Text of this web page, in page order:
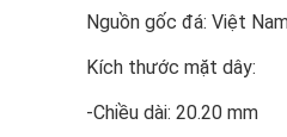
Nguồn gốc đá: Việt
Kích thước mặt dây:
-Chiều dài: 20.20 mm